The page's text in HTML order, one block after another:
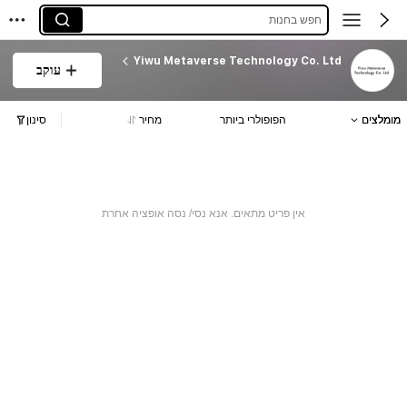
חפש בחנות
Yiwu Metaverse Technology Co. Ltd
עוקב
מומלצים הפופולרי ביותר מחיר סינון
אין פריט מתאים. אנא נסי/ נסה אופציה אחרת